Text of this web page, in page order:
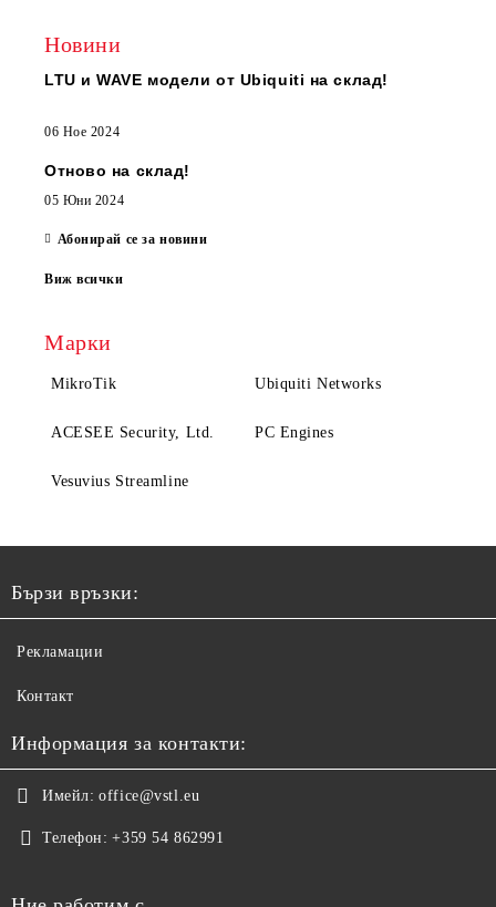
Новини
LTU и WAVE модели от Ubiquiti на склад!
06 Ное 2024
Отново на склад!
05 Юни 2024
Абонирай се за новини
Виж всички
Марки
MikroTik Ubiquiti Networks
ACESEE Security, Ltd. PC Engines
Vesuvius Streamline
Бързи връзки:
Рекламации
Контакт
Информация за контакти:
Имейл: office@vstl.eu
Телефон: +359 54 862991